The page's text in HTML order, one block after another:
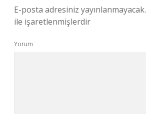
E-posta adresiniz yayınlanmayacak.
ile işaretlenmişlerdir
Yorum